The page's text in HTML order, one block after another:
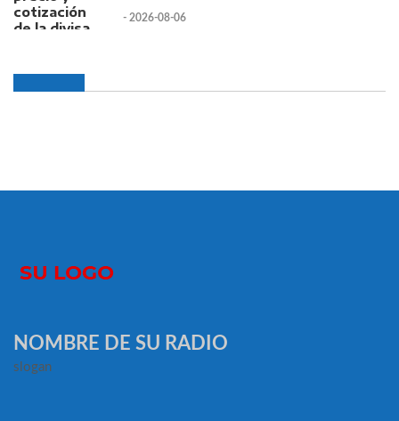
- 2026-08-06
NOMBRE DE SU RADIO
slogan